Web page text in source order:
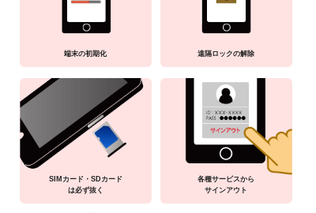
端末の初期化 遠隔ロックの解除
SIMカード・SDカード
は必ず抜く
各種サービスから
サインアウト